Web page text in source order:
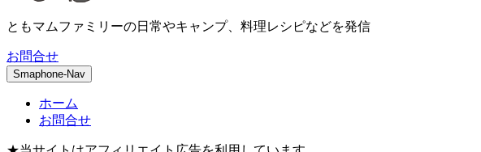
ともマムファミリーの日常やキャンプ、料理レシピなどを発信
お問合せ
Smaphone-Nav
ホーム
お問合せ